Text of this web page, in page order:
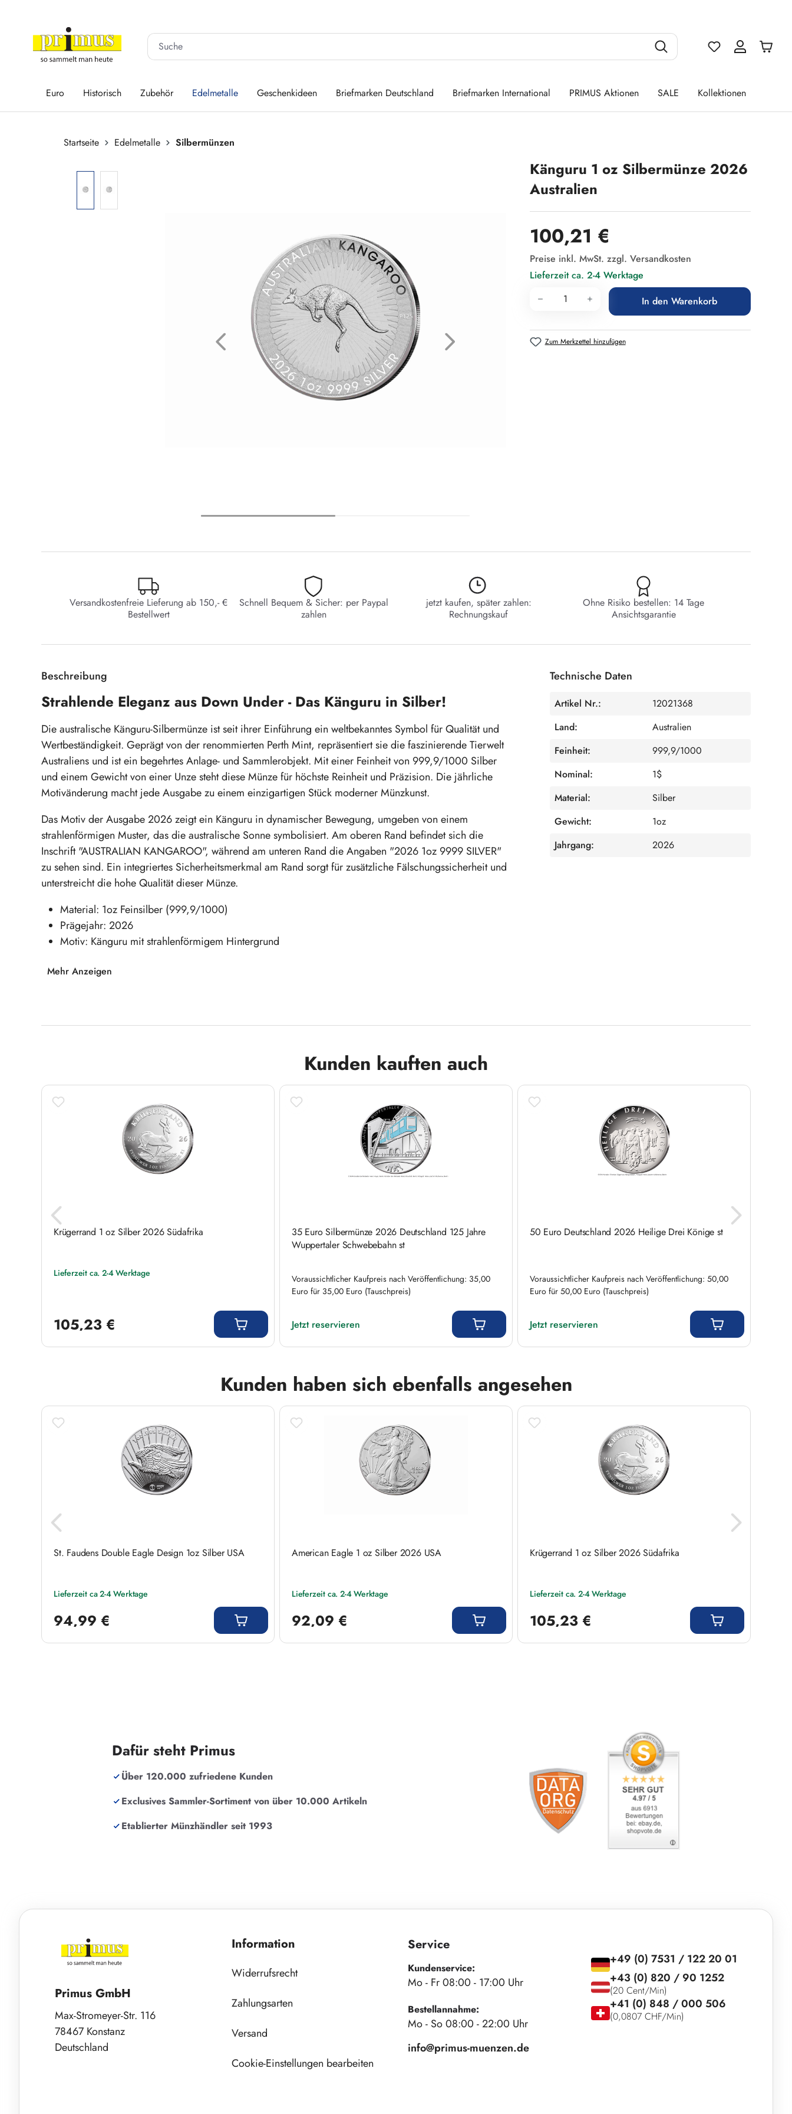
Du hast 0
Euro Historisch Zubehör Edelmetalle Geschenkideen Briefmarken Deutschland Briefmarken International PRIMUS Aktionen SALE Kollektionen
Startseite Edelmetalle
Silbermünzen
Känguru 1 oz Silbermünze 2026
Australien
Regulärer Preis:
100,21 €
Preise inkl. MwSt. zzgl. Versandkosten
Lieferzeit ca. 2-4 Werktage
Produkt Anzahl: Gib den gewünschten
In den Warenkorb
Zum Merkzettel hinzufügen
Versandkostenfreie Lieferung ab 150,- €
Bestellwert
Schnell Bequem & Sicher: per Paypal
zahlen
jetzt kaufen, später zahlen:
Rechnungskauf
Ohne Risiko bestellen: 14 Tage
Ansichtsgarantie
Beschreibung
Strahlende Eleganz aus Down Under - Das Känguru in Silber!
Die australische Känguru-Silbermünze ist seit ihrer Einführung ein weltbekanntes Symbol für Qualität und
Wertbeständigkeit. Geprägt von der renommierten Perth Mint, repräsentiert sie die faszinierende Tierwelt
Australiens und ist ein begehrtes Anlage- und Sammlerobjekt. Mit einer Feinheit von 999,9/1000 Silber
und einem Gewicht von einer Unze steht diese Münze für höchste Reinheit und Präzision. Die jährliche
Motivänderung macht jede Ausgabe zu einem einzigartigen Stück moderner Münzkunst.
Das Motiv der Ausgabe 2026 zeigt ein Känguru in dynamischer Bewegung, umgeben von einem
strahlenförmigen Muster, das die australische Sonne symbolisiert. Am oberen Rand befindet sich die
Inschrift "AUSTRALIAN KANGAROO", während am unteren Rand die Angaben "2026 1oz 9999 SILVER"
zu sehen sind. Ein integriertes Sicherheitsmerkmal am Rand sorgt für zusätzliche Fälschungssicherheit und
unterstreicht die hohe Qualität dieser Münze.
Material: 1oz Feinsilber (999,9/1000)
Prägejahr: 2026
Motiv: Känguru mit strahlenförmigem Hintergrund
Sichern Sie sich jetzt diese beeindruckende Silbermünze und erweitern Sie Ihre Sammlung um
Technische Daten
Artikel Nr.:
12021368
Land:
Australien
Feinheit:
999,9/1000
Nominal:
1$
Material:
Silber
Gewicht:
1oz
Jahrgang:
2026
Mehr Anzeigen
Kunden kauften auch
Krügerrand 1 oz Silber 2026 Südafrika
Lieferzeit ca. 2-4 Werktage
105,23 €
35 Euro Silbermünze 2026 Deutschland 125 Jahre
Wuppertaler Schwebebahn st
Voraussichtlicher Kaufpreis nach Veröffentlichung: 35,00
Euro für 35,00 Euro (Tauschpreis)
Jetzt reservieren
50 Euro Deutschland 2026 Heilige Drei Könige st
Voraussichtlicher Kaufpreis nach Veröffentlichung: 50,00
Euro für 50,00 Euro (Tauschpreis)
Jetzt reservieren
Kunden haben sich ebenfalls angesehen
St. Faudens Double Eagle Design 1oz Silber USA
Lieferzeit ca 2-4 Werktage
94,99 €
American Eagle 1 oz Silber 2026 USA
Lieferzeit ca. 2-4 Werktage
92,09 €
Krügerrand 1 oz Silber 2026 Südafrika
Lieferzeit ca. 2-4 Werktage
105,23 €
Dafür steht Primus
Über 120.000 zufriedene Kunden
Exclusives Sammler-Sortiment von über 10.000 Artikeln
Etablierter Münzhändler seit 1993
Primus GmbH
Max-Stromeyer-Str. 116
78467 Konstanz
Deutschland
Information
Widerrufsrecht
Zahlungsarten
Versand
Cookie-Einstellungen bearbeiten
Service
Kundenservice:
Mo - Fr 08:00 - 17:00 Uhr
Bestellannahme:
Mo - So 08:00 - 22:00 Uhr
info@primus-muenzen.de
+49 (0) 7531 / 122 20 01
+43 (0) 820 / 90 1252
(20 Cent/Min)
+41 (0) 848 / 000 506
(0,0807 CHF/Min)